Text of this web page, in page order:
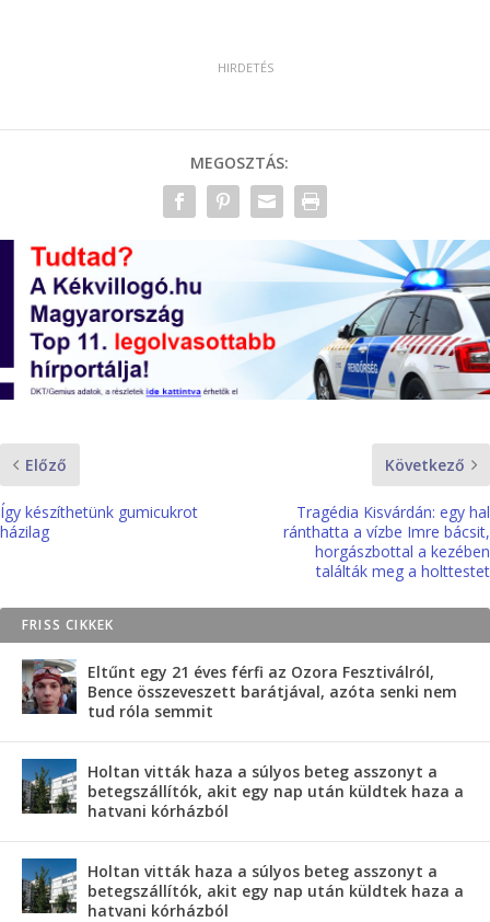
MEGOSZTÁS:
Előző
Így készíthetünk gumicukrot
házilag
Következő
Tragédia Kisvárdán: egy hal
ránthatta a vízbe Imre bácsit,
horgászbottal a kezében
találták meg a holttestet
FRISS CIKKEK
Eltűnt egy 21 éves férfi az Ozora Fesztiválról,
Bence összeveszett barátjával, azóta senki nem
tud róla semmit
Holtan vitták haza a súlyos beteg asszonyt a
betegszállítók, akit egy nap után küldtek haza a
hatvani kórházból
Holtan vitták haza a súlyos beteg asszonyt a
betegszállítók, akit egy nap után küldtek haza a
hatvani kórházból